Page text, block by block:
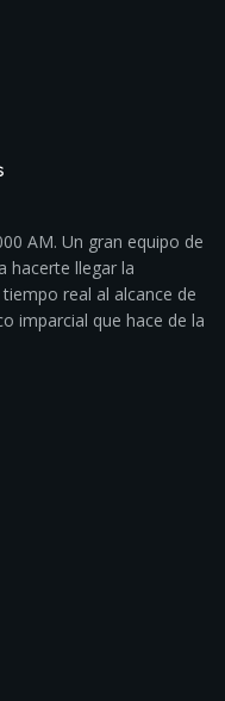
AM. Un gran equipo de
hacerte llegar la
real al alcance de
imparcial que hace de la